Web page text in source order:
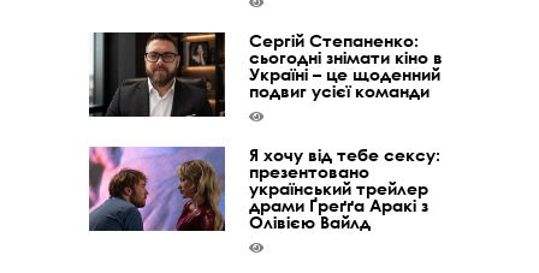
Сергій Степаненко:
сьогодні знімати кіно в
Україні – це щоденний
подвиг усієї команди
Я хочу від тебе сексу:
презентовано
український трейлер
драми Ґреґґа Аракі з
Олівією Вайлд